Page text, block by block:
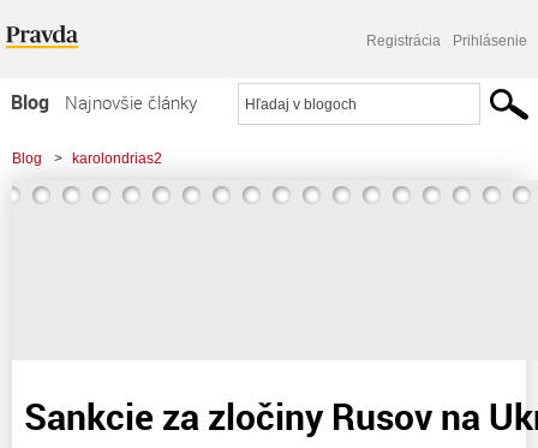
Registrácia Prihlásenie
Blog
Najnovšie články
Najčítanejšie články
Najkomentovanejšie články
Blog > karolondrias2
> Sankcie za zločiny Rusov na Ukrajine a za bezvýznamné masakrovanie ľudí v
Sankcie za zločiny Rusov na